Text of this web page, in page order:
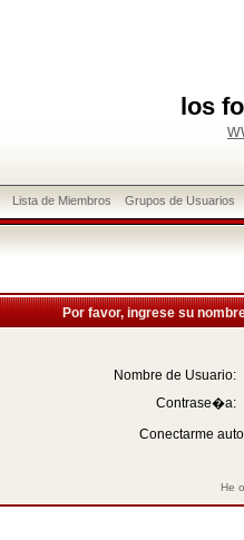
los
Lista de Miembros Grupos de Usuarios
Por favor, ingrese su
Nombre de Usuario:
Contrase�a:
Conectarme
He